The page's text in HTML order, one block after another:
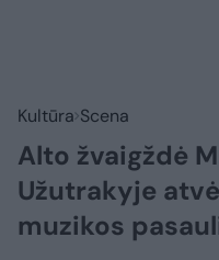
Kultūra Scena
Alto žvaigždė
Užutrakyje
muzikos